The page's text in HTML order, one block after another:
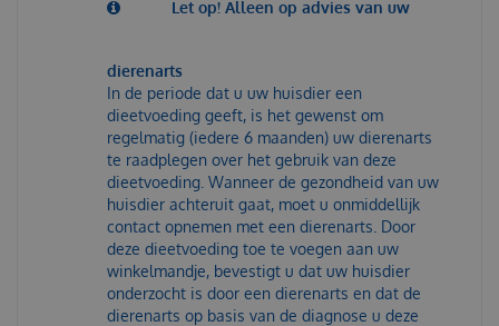
Let op! Alleen op advies van uw
dierenarts
In de periode dat u uw huisdier een
dieetvoeding geeft, is het gewenst om
regelmatig (iedere 6 maanden) uw dierenarts
te raadplegen over het gebruik van deze
dieetvoeding. Wanneer de gezondheid van uw
huisdier achteruit gaat, moet u onmiddellijk
contact opnemen met een dierenarts. Door
deze dieetvoeding toe te voegen aan uw
winkelmandje, bevestigt u dat uw huisdier
onderzocht is door een dierenarts en dat de
dierenarts op basis van de diagnose u deze